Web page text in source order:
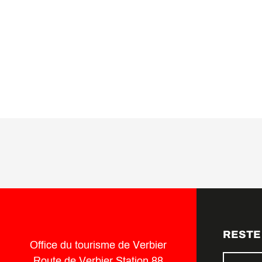
Office du tourisme de Verbier